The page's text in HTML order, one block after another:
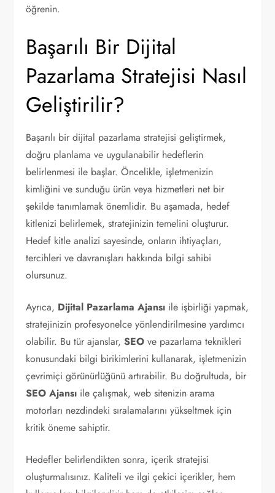
öğrenin.
Başarılı Bir Dijital
Pazarlama Stratejisi Nasıl
Geliştirilir?
Başarılı bir dijital pazarlama stratejisi geliştirmek,
doğru planlama ve uygulanabilir hedeflerin
belirlenmesi ile başlar. Öncelikle, işletmenizin
kimliğini ve sunduğu ürün veya hizmetleri net bir
şekilde tanımlamak önemlidir. Bu aşamada, hedef
kitlenizi belirlemek, stratejinizin temelini oluşturur.
Hedef kitle analizi sayesinde, onların ihtiyaçları,
tercihleri ve davranışları hakkında bilgi sahibi
olursunuz.
Ayrıca, Dijital Pazarlama Ajansı ile işbirliği yapmak,
stratejinizin profesyonelce yönlendirilmesine yardımcı
olabilir. Bu tür ajanslar,SEO ve pazarlama teknikleri
konusundaki bilgi birikimlerini kullanarak, işletmenizin
çevrimiçi görünürlüğünü artırabilir. Bu doğrultuda, bir
SEO Ajansı ile çalışmak, web sitenizin arama
motorları nezdindeki sıralamalarını yükseltmek için
kritik öneme sahiptir.
Hedefler belirlendikten sonra, içerik stratejisi
oluşturmalısınız. Kaliteli ve ilgi çekici içerikler, hem